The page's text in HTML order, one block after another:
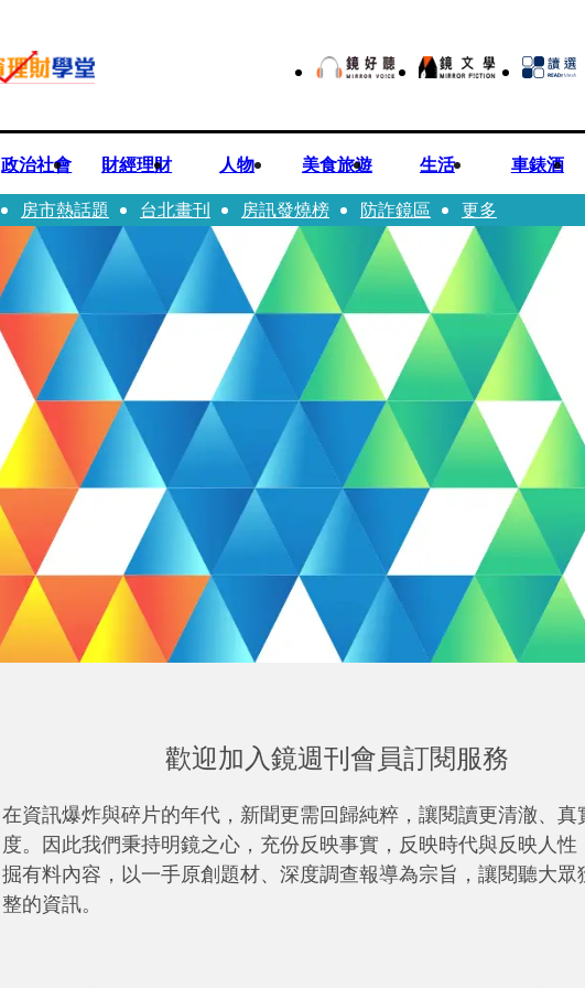
政治社會 財經理財 人物 美食旅遊 生活 車錶酒
房市熱話題 台北畫刊 房訊發燒榜 防詐鏡區 更多
歡迎加入鏡週刊會員訂閱服務
在資訊爆炸與碎片的年代，新聞更需回歸純粹，讓閱讀更清澈、真
度。因此我們秉持明鏡之心，充份反映事實，反映時代與反映人性
掘有料內容，以一手原創題材、深度調查報導為宗旨，讓閱聽大眾
整的資訊。